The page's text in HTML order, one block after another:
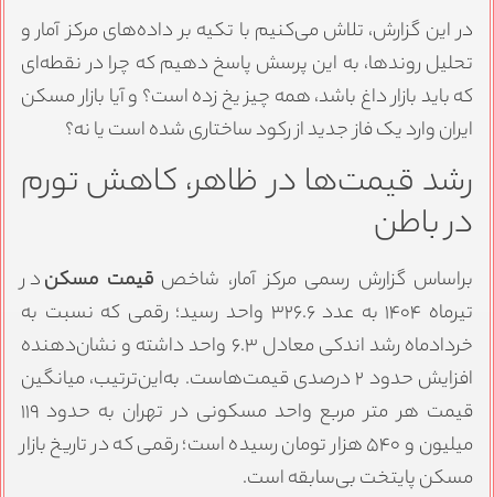
در این گزارش، تلاش می‌کنیم با تکیه بر داده‌های مرکز آمار و
تحلیل روندها، به این پرسش پاسخ دهیم که چرا در نقطه‌ای
که باید بازار داغ باشد، همه چیز یخ زده است؟ و آیا بازار مسکن
ایران وارد یک فاز جدید از رکود ساختاری شده است یا نه؟
رشد قیمت‌ها در ظاهر، کاهش تورم
در باطن
براساس گزارش رسمی مرکز آمار، شاخصقیمت مسکندر
تیرماه ۱۴۰۴ به عدد ۳۲۶.۶ واحد رسید؛ رقمی که نسبت به
خردادماه رشد اندکی معادل ۶.۳ واحد داشته و نشان‌دهنده
افزایش حدود ۲ درصدی قیمت‌هاست. به‌این‌ترتیب، میانگین
قیمت هر متر مربع واحد مسکونی در تهران به حدود ۱۱۹
میلیون و ۵۴۰ هزار تومان رسیده است؛ رقمی که در تاریخ بازار
مسکن پایتخت بی‌سابقه است.